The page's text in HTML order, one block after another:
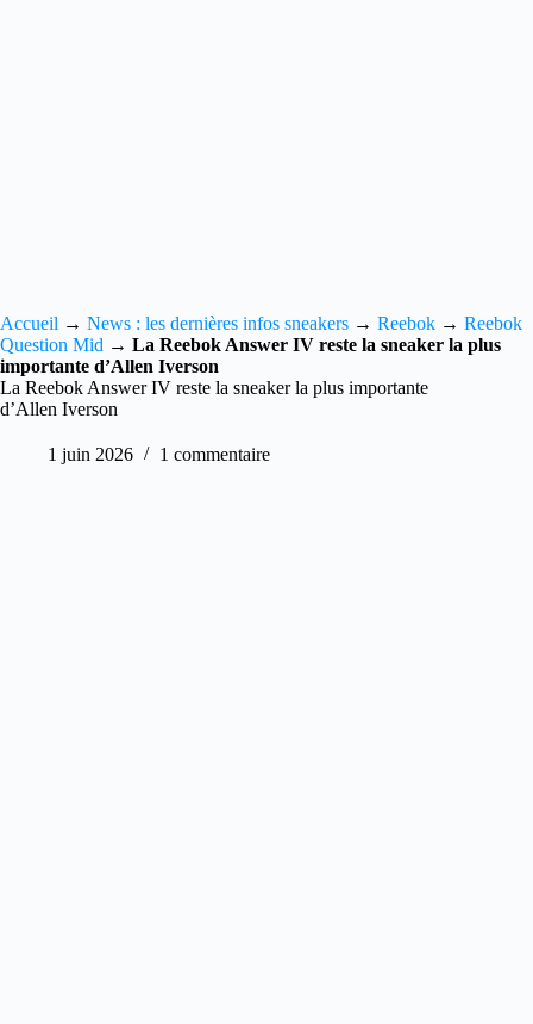
Accueil → News : les dernières infos sneakers → Reebok → Reebok
Question Mid → La Reebok Answer IV reste la sneaker la plus
importante d’Allen Iverson
La Reebok Answer IV reste la sneaker la plus importante
d’Allen Iverson
1 juin 2026 1 commentaire